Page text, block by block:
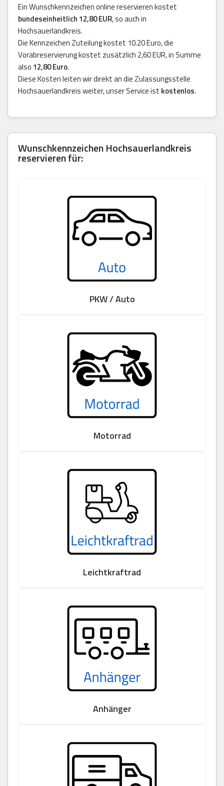
Ein Wunschkennzeichen online reservieren kostet
bundeseinheitlich 12,80 EUR, so auch in
Hochsauerlandkreis.
Die Kennzeichen Zuteilung kostet 10.20 Euro, die
Vorabreservierung kostet zusätzlich 2,60 EUR, in Summe
also 12,80 Euro.
Diese Kosten leiten wir direkt an die Zulassungsstelle
Hochsauerlandkreis weiter, unser Service ist kostenlos.
Wunschkennzeichen Hochsauerlandkreis
reservieren für:
PKW / Auto
Motorrad
Leichtkraftrad
Anhänger